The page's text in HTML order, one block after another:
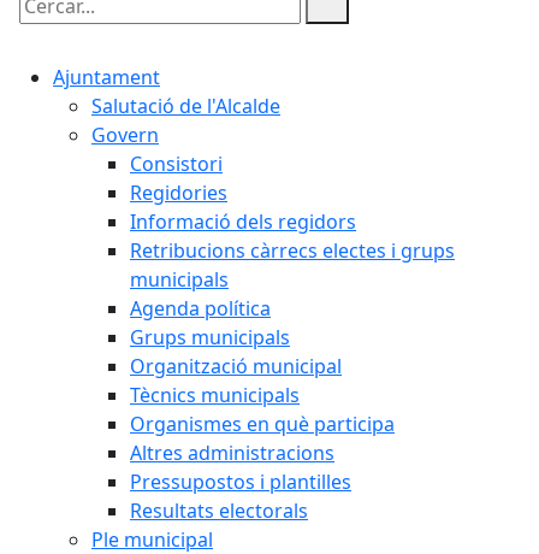
Cercar:
Ajuntament
Salutació de l'Alcalde
Govern
Consistori
Regidories
Informació dels regidors
Retribucions càrrecs electes i grups
municipals
Agenda política
Grups municipals
Organització municipal
Tècnics municipals
Organismes en què participa
Altres administracions
Pressupostos i plantilles
Resultats electorals
Ple municipal